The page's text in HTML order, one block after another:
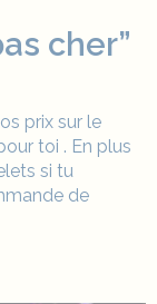
cher”
prix sur le
toi . En plus
si tu
de